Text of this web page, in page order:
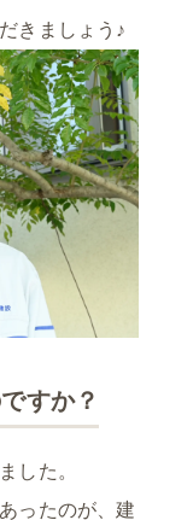
きましょう♪
すか？
した。
ったのが、建